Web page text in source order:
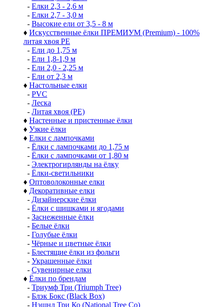
- Елки 2,3 - 2,6 м
- Елки 2,7 - 3,0 м
- Высокие ели от 3,5 - 8 м
♦ Искусственные ёлки ПРЕМИУМ (Premium) - 100%
литая хвоя РЕ
- Ели до 1,75 м
- Ели 1,8-1,9 м
- Ели 2,0 - 2,25 м
- Ели от 2,3 м
♦ Настольные елки
- PVC
- Леска
- Литая хвоя (РЕ)
♦ Настенные и пристенные ёлки
♦ Узкие ёлки
♦ Елки с лампочками
- Ёлки с лампочками до 1,75 м
- Ёлки с лампочками от 1,80 м
- Электрогирлянды на ёлку
- Ёлки-светильники
♦ Оптоволоконные елки
♦ Декоративные елки
- Дизайнерские ёлки
- Ёлки с шишками и ягодами
- Заснеженные ёлки
- Белые ёлки
- Голубые ёлки
- Чёрные и цветные ёлки
- Блестящие ёлки из фольги
- Украшенные ёлки
- Сувенирные елки
♦ Ёлки по брендам
- Триумф Три (Triumph Tree)
- Блэк Бокс (Black Box)
- Нэшнл Три Ко (National Tree Co)